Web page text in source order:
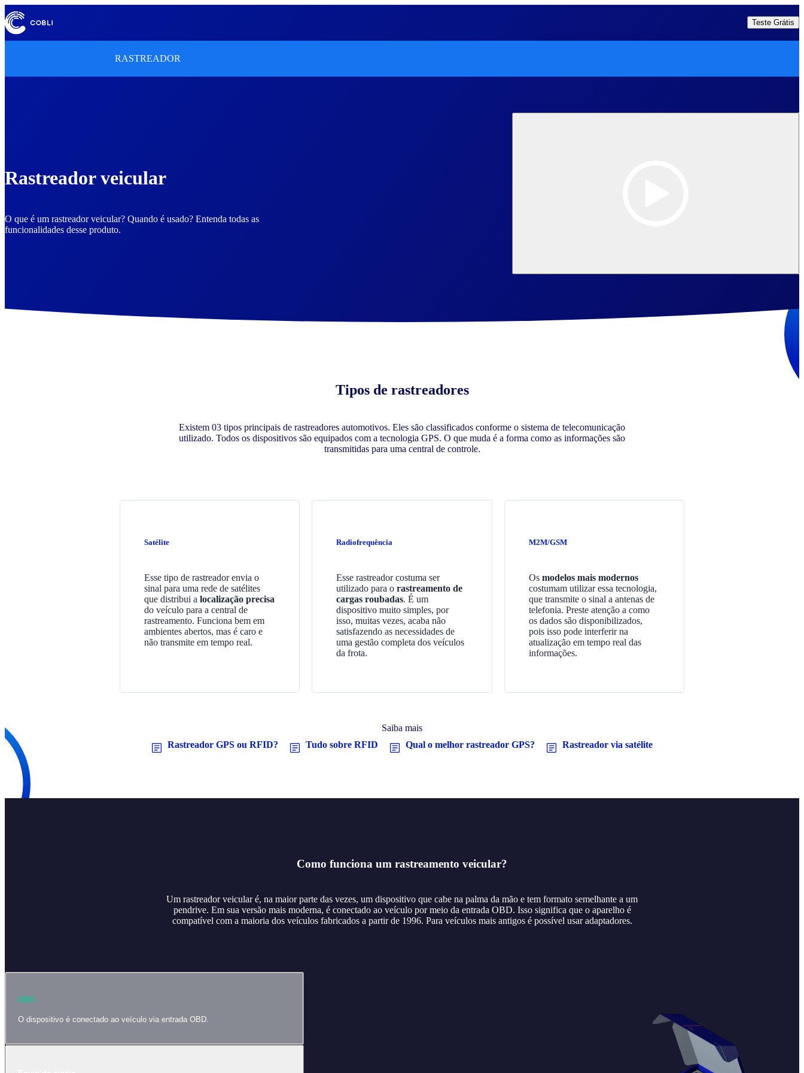
Teste Grátis
RASTREADOR
Rastreador veicular
O que é um rastreador veicular? Quando é usado? Entenda todas as
funcionalidades desse produto.
Tipos de rastreadores
Existem 03 tipos principais de rastreadores automotivos. Eles são classificados conforme o sistema de telecomunicação
utilizado. Todos os dispositivos são equipados com a tecnologia GPS. O que muda é a forma como as informações são
transmitidas para uma central de controle.
Satélite
Esse tipo de rastreador envia o
sinal para uma rede de satélites
que distribui a localização precisa
do veículo para a central de
rastreamento. Funciona bem em
ambientes abertos, mas é caro e
não transmite em tempo real.
Radiofrequência
Esse rastreador costuma ser
utilizado para orastreamento de
cargas roubadas. É um
dispositivo muito simples, por
isso, muitas vezes, acaba não
satisfazendo as necessidades de
uma gestão completa dos veículos
da frota.
M2M/GSM
Os modelos mais modernos
costumam utilizar essa tecnologia,
que transmite o sinal a antenas de
telefonia. Preste atenção a como
os dados são disponibilizados,
pois isso pode interferir na
atualização em tempo real das
informações.
Saiba mais
Rastreador GPS ou RFID?
Tudo sobre RFID Qual o melhor rastreador GPS? Rastreador via satélite
Como funciona um rastreamento veicular?
Um rastreador veicular é, na maior parte das vezes, um dispositivo que cabe na palma da mão e tem formato semelhante a um
pendrive. Em sua versão mais moderna, é conectado ao veículo por meio da entrada OBD. Isso significa que o aparelho é
compatível com a maioria dos veículos fabricados a partir de 1996. Para veículos mais antigos é possível usar adaptadores.
OBD
O dispositivo é conectado ao veículo via entrada OBD.